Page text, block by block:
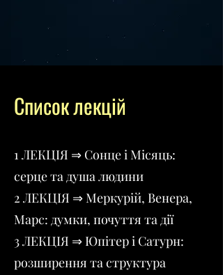
Список лекцій
1 ЛЕКЦІЯ ⇒ Сонце і Місяць:
серце та душа людини
2 ЛЕКЦІЯ ⇒ Меркурій, Венера,
Марс: думки, почуття та дії
3 ЛЕКЦІЯ ⇒ Юпітер і Сатурн:
розширення та структура